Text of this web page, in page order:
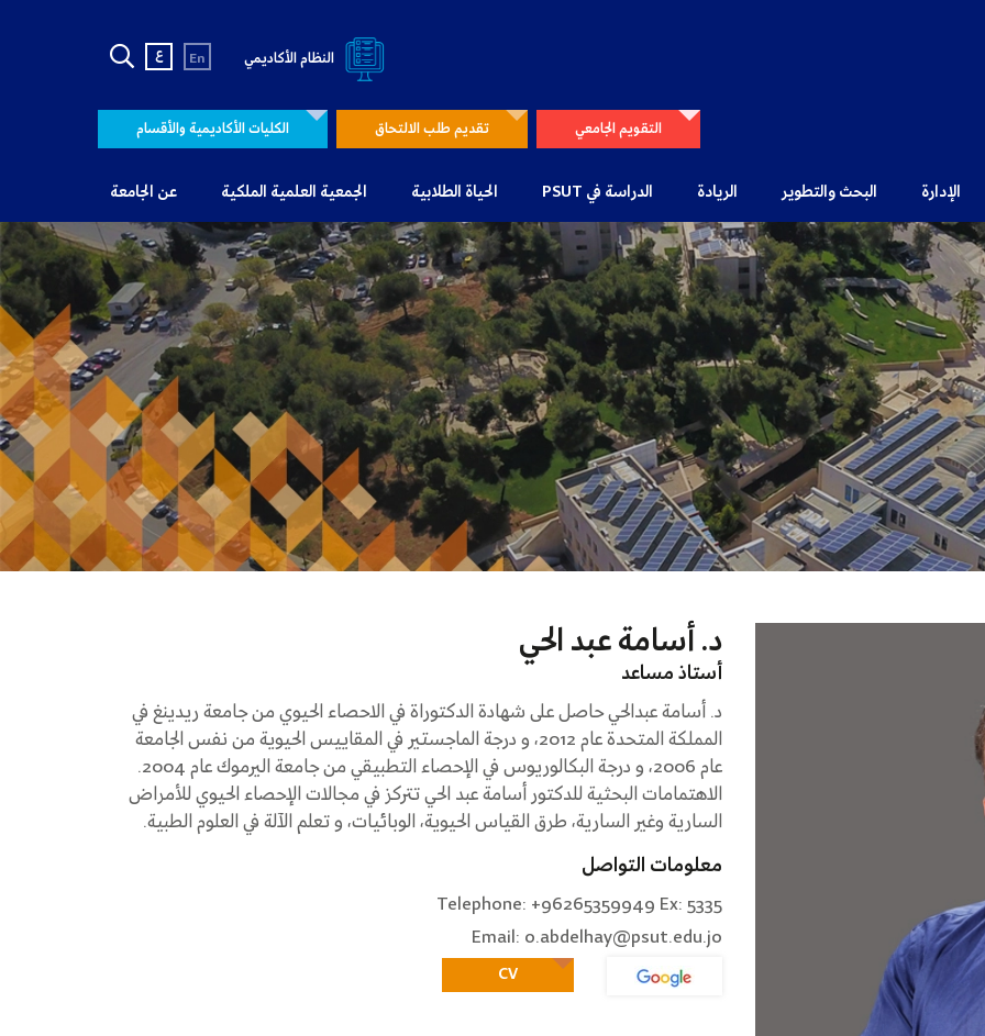
النظام الأكاديمي En ع
التقويم الجامعي تقديم طلب الالتحاق الكليات الأكاديمية والأقسام
الإدارة البحث والتطوير الريادة الدراسة في PSUT الحياة الطلابية الجمعية العلمية الملكية عن الجامعة
د. أسامة عبد الحي
أستاذ مساعد
د. أسامة عبدالحي حاصل على شهادة الدكتوراة في الاحصاء الحيوي من جامعة ريدينغ في
المملكة المتحدة عام 2012، و درجة الماجستير في المقاييس الحيوية من نفس الجامعة
عام 2006، و درجة البكالوريوس في الإحصاء التطبيقي من جامعة اليرموك عام 2004.
الاهتمامات البحثية للدكتور أسامة عبد الحي تتركز في مجالات الإحصاء الحيوي للأمراض
السارية وغير السارية، طرق القياس الحيوية، الوبائيات، و تعلم الآلة في العلوم الطبية.
معلومات التواصل
Telephone: +96265359949 Ex: 5335
Email: o.abdelhay@psut.edu.jo
CV